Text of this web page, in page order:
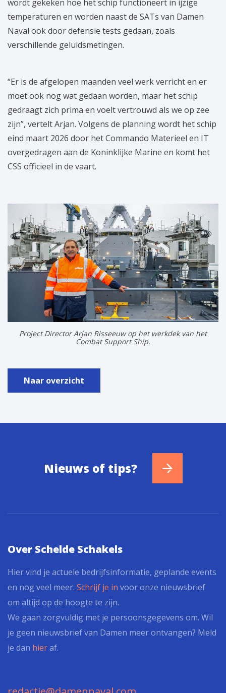
wordt gekeken hoe het schip functioneert in ijzige
temperaturen en worden naast de SATs van Damen
Naval ook door defensie tests gedaan, zoals
verschillende geluidsmetingen.
“Er is de afgelopen maanden veel werk verricht en er
moet ook nog wat gedaan worden, maar het schip
gedraagt zich prima en voelt vertrouwd als we op zee
zijn”, vertelt Arjan. Volgens de planning wordt het schip
eind maart 2026 door het Commando Materieel en IT
overgedragen aan de Koninklijke Marine en komt het
CSS officieel in de vaart.
Project Director Arjan Risseeuw op het werkdek van het
Combat Support Ship.
Naar overzicht
Nieuws of tips?
Over Schelde Schakels
Hier vind je actuele bedrijfsinformatie, geplande events
en nog veel meer. Schrijf je in voor onze nieuwsbrief
om altijd op de hoogte te zijn.
We gaan zorgvuldig met je persoonsgegevens om. Wil
je geen nieuwsbrief van Damen meer ontvangen? Meld
je dan hieraf.